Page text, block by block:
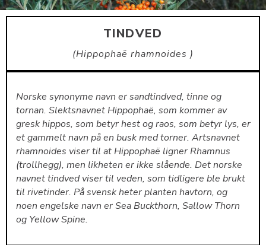
KONTAKT
TINDVED
Hippophaë rhamnoides
Norske synonyme navn er sandtindved, tinne og
tornan. Slektsnavnet Hippophaë, som kommer av
gresk hippos, som betyr hest og raos, som betyr lys, er
et gammelt navn på en busk med torner. Artsnavnet
rhamnoides viser til at Hippophaë ligner Rhamnus
(trollhegg), men likheten er ikke slående. Det norske
navnet tindved viser til veden, som tidligere ble brukt
til rivetinder. På svensk heter planten havtorn, og
noen engelske navn er Sea Buckthorn, Sallow Thorn
og Yellow Spine.